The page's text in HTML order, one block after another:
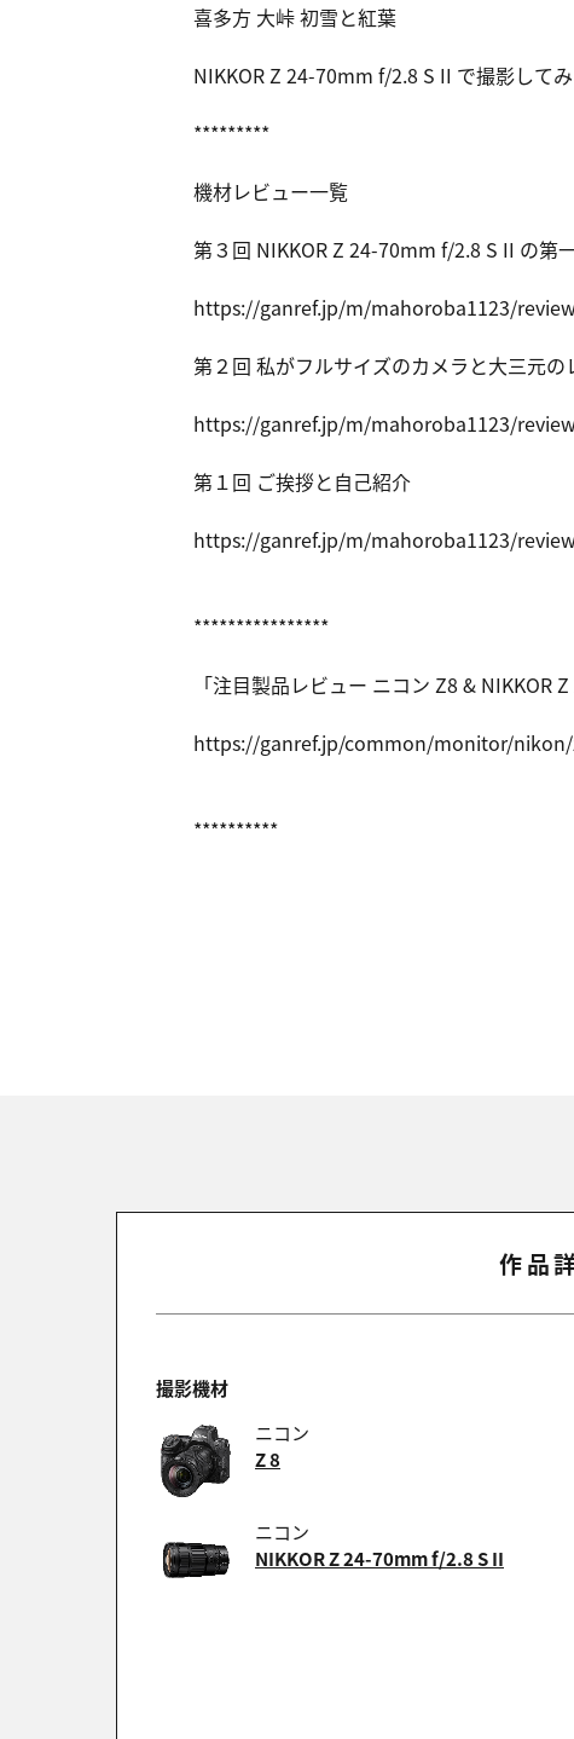
喜多方 大峠 初雪と紅葉
NIKKOR Z 24-70mm f/2.8 S II で撮影してみ
*********
機材レビュー一覧
第３回 NIKKOR Z 24-70mm f/2.8 S II の第
https://ganref.jp/m/mahoroba1123/
第２回 私がフルサイズのカメラと大三元
https://ganref.jp/m/mahoroba1123/
第１回 ご挨拶と自己紹介
https://ganref.jp/m/mahoroba1123/
****************
「注目製品レビュー ニコン Z8 &
https://ganref.jp/common/monitor/
**********
作品
撮影機材
ニコン
Z 8
ニコン
NIKKOR Z 24-70mm f/2.8 S II